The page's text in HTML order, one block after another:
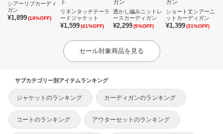
シアーリブカーディ
ガン
¥1,899(18%OFF)
リネンタッチテーラ
ードジャケット
¥1,599(41%OFF)
透かし編みニットレ
ースカーディガン
¥2,299(5%OFF)
ショート丈シアーニ
ットカーディガン
¥1,399(31%OFF)
セール対象商品を見る
サブカテゴリー別アイテムランキング
ジャケットのランキング カーディガンのランキング
コートのランキング アウターセットのランキング